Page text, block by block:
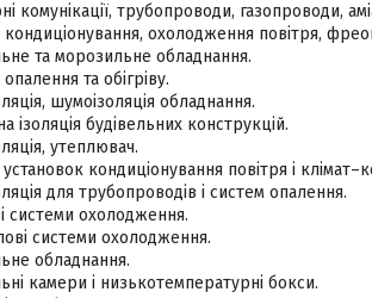
комунікації, трубопроводи, газопроводи,
охолодження повітря,
та морозильне обладнання.
та обігріву.
шумоізоляція обладнання.
ізоляція будівельних конструкцій.
утеплювач.
установок кондиціонування повітря і
для трубопроводів і систем опалення.
системи охолодження.
системи охолодження.
обладнання.
камери і низькотемпературні бокси.